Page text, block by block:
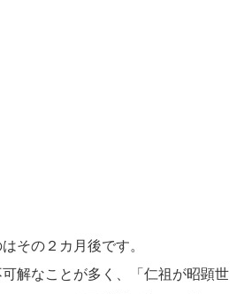
その２カ月後です。
解なことが多く、「仁祖が昭顕世